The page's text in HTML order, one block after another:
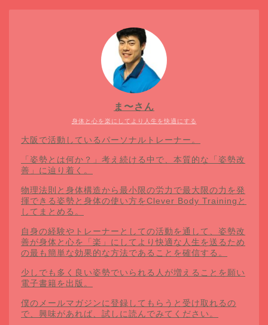
身体と心を楽にしてより人生を快適にする
ま〜さん
大阪で活動しているパーソナルトレーナー。
「姿勢とは何か？」考え続ける中で、本質的な「姿勢改
善」に辿り着く。
物理法則と身体構造から最小限の労力で最大限の力を発
揮できる姿勢と身体の使い方をClever Body Trainingと
してまとめる。
自身の経験やトレーナーとしての活動を通して、姿勢改
善が身体と心を「楽」にしてより快適な人生を送るため
の最も簡単な効果的な方法であることを確信する。
少しでも多く良い姿勢でいられる人が増えることを願い
電子書籍を出版。
僕のメールマガジンに登録してもらうと受け取れるの
で、興味があれば、試しに読んでみてください。